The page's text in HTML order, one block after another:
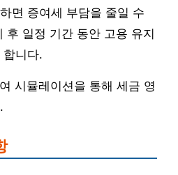
면 증여세 부담을 줄일 수
후 일정 기간 동안 고용 유지
합니다.
시뮬레이션을 통해 세금 영